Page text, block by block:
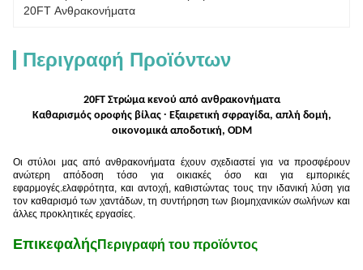
20FT Ανθρακονήματα
Περιγραφή Προϊόντων
20FT Στρώμα κενού από ανθρακονήματα
Καθαρισμός οροφής βίλας ∙ Εξαιρετική σφραγίδα, απλή δομή,
οικονομικά αποδοτική, ODM
Οι στύλοι μας από ανθρακονήματα έχουν σχεδιαστεί για να προσφέρουν
ανώτερη απόδοση τόσο για οικιακές όσο και για εμπορικές
εφαρμογές.ελαφρότητα, και αντοχή, καθιστώντας τους την ιδανική λύση για
τον καθαρισμό των χαντάδων, τη συντήρηση των βιομηχανικών σωλήνων και
άλλες προκλητικές εργασίες.
ΕπικεφαλήςΠεριγραφή του προϊόντος